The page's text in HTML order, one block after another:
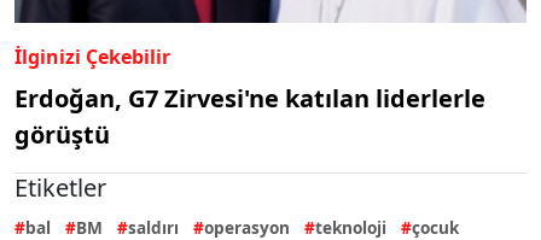
İlginizi Çekebilir
Erdoğan, G7 Zirvesi'ne katılan liderlerle
görüştü
Etiketler
bal BM saldırı operasyon teknoloji
çocuk